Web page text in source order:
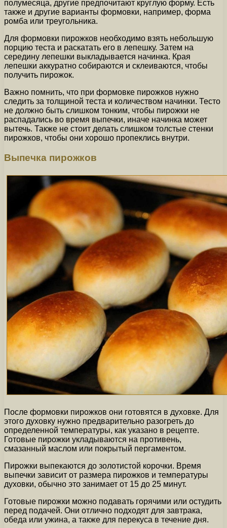
полумесяца, другие предпочитают круглую форму. Есть
также и другие варианты формовки, например, форма
ромба или треугольника.
Для формовки пирожков необходимо взять небольшую
порцию теста и раскатать его в лепешку. Затем на
середину лепешки выкладывается начинка. Края
лепешки аккуратно собираются и склеиваются, чтобы
получить пирожок.
Важно помнить, что при формовке пирожков нужно
следить за толщиной теста и количеством начинки. Тесто
не должно быть слишком тонким, чтобы пирожки не
распадались во время выпечки, иначе начинка может
вытечь. Также не стоит делать слишком толстые стенки
пирожков, чтобы они хорошо пропеклись внутри.
Выпечка пирожков
После формовки пирожков они готовятся в духовке. Для
этого духовку нужно предварительно разогреть до
определенной температуры, как указано в рецепте.
Готовые пирожки укладываются на противень,
смазанный маслом или покрытый пергаментом.
Пирожки выпекаются до золотистой корочки. Время
выпечки зависит от размера пирожков и температуры
духовки, обычно это занимает от 15 до 25 минут.
Готовые пирожки можно подавать горячими или остудить
перед подачей. Они отлично подходят для завтрака,
обеда или ужина, а также для перекуса в течение дня.